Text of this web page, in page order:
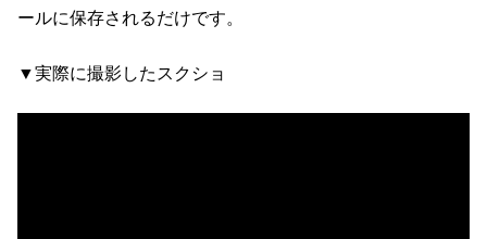
ールに保存されるだけです。
▼実際に撮影したスクショ